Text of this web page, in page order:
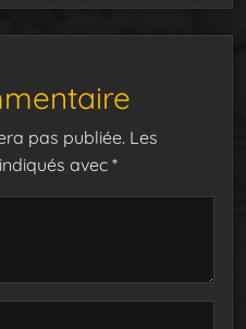
pas publiée. Les
avec *